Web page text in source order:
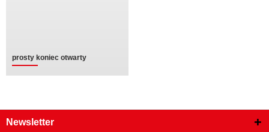
prosty koniec otwarty
Newsletter